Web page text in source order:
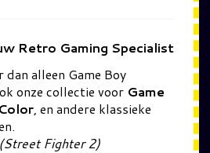
Retro Gaming Specialist
dan alleen Game Boy
onze collectie voor Game
, en andere klassieke
Fighter 2)